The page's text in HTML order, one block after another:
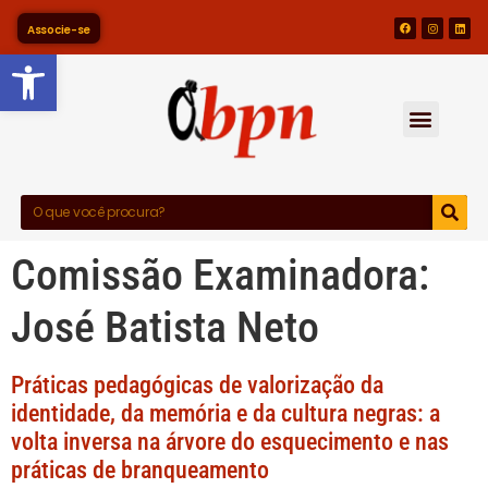
Barra de Ferramentas
Associe-se
Comissão Examinadora:
José Batista Neto
Práticas pedagógicas de valorização da
identidade, da memória e da cultura negras: a
volta inversa na árvore do esquecimento e nas
práticas de branqueamento